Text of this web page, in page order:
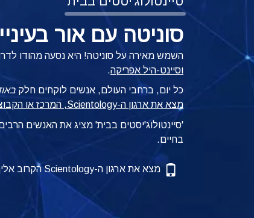
סוניטה עם אור
השמש מאירה על סוניטה! היא נסעה מהודו
וסיינט-היל אפריקה.
כל יום, ברחבי העולם, אנשים לוקחים חלק
מצא את ארגון ה-Scientology, המרכז או הקבוצה הקרובים אליך
'סיינטולוג'יסטים בבית' מציג את האנשים
בחיים.
מצא את ארגון ה-Scientology הקרוב אליך